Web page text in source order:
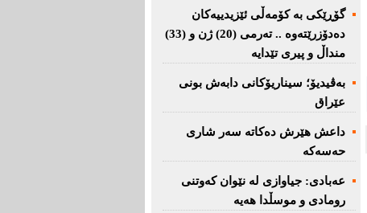
گۆڕێکی بە کۆمەڵی ئێزیدییەکان
دەدۆزرێتەوە .. تەرمی (20) ژن و (33)
منداڵ و پیری تێدایە
بەڤیدیۆ؛ سیناریۆکانی دابەش بونی
عێراق
داعش هێرش دەکاتە سەر شاری
حەسەکە
عه‌بادی: جیاوازی له‌ نێوان کەوتنی
رومادی و موسڵدا هه‌یه‌